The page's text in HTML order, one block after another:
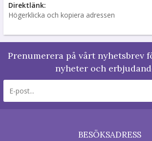
Direktlänk:
Högerklicka och kopiera adressen
Prenumerera på vårt nyhetsbrev
nyheter och
BESÖKSADRESS